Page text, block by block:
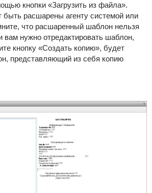
кнопки «Загрузить из файла».
расшарены агенту системой или
что расшаренный шаблон нельзя
вам нужно отредактировать шаблон,
кнопку «Создать копию», будет
представляющий из себя копию